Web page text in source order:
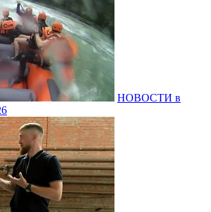
НОВОСТИ в